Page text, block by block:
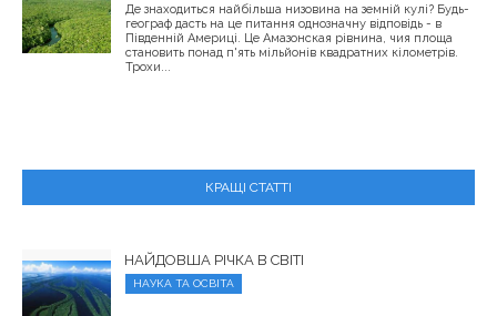
Де знаходиться найбільша низовина на земній кулі? Будь-
географ дасть на це питання однозначну відповідь - в
Південній Америці. Це Амазонская рівнина, чия площа
становить понад п'ять мільйонів квадратних кілометрів.
Трохи...
КРАЩІ СТАТТІ
НАЙДОВША РІЧКА В СВІТІ
НАУКА ТА ОСВІТА